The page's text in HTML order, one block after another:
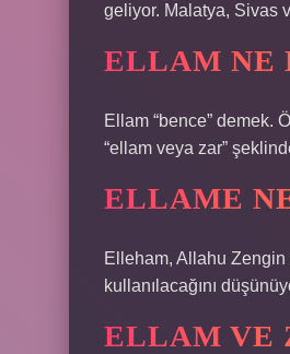
geliyor. Malatya, Sivas
ELLAM NE
Ellam “bence” demek.
“ellam veya zar”
ELLAME
Elleham, Allahu Zengin
kullanılacağını
ELLAM VE